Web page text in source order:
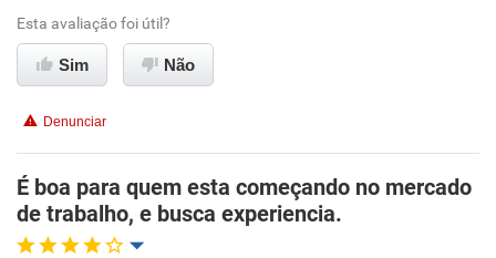
Ambiente de trabalho
Conciliação com a vida familiar
Recomenda esta empresa
Esta avaliação foi útil?
Sim Não
Denunciar
É boa para quem esta começando no mercado
de trabalho, e busca experiencia.